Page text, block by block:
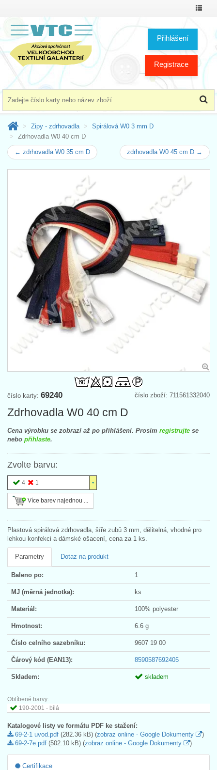
Přihlášení
Registrace
Zipy - zdrhovadla
Spirálová W0 3 mm D
Zdrhovadla W0 40 cm D
← zdrhovadla W0 35 cm D zdrhovadla W0 45 cm D →
číslo zboží: 711561332040
číslo karty: 69240
Zdrhovadla W0 40 cm D
Cena výrobku se zobrazí až po přihlášení. Prosím registrujte se
nebo přihlaste.
Zvolte barvu:
4 1
Více barev najednou ...
Plastová spirálová zdrhovadla, šíře zubů 3 mm, dělitelná, vhodné pro
lehkou konfekci a dámské ošacení, cena za 1 ks.
Parametry Dotaz na produkt
Baleno po: 1
MJ (měrná jednotka): ks
Materiál: 100% polyester
Hmotnost: 6.6 g
Číslo celního sazebníku: 9607 19 00
Čárový kód (EAN13): 8590587692405
Skladem: skladem
Oblíbené barvy:
190-2001 - bílá
Katalogové listy ve formátu PDF ke stažení:
69-2-1 uvod.pdf (282.36 kB) (zobraz online - Google Dokumenty
)
69-2-7e.pdf (502.10 kB) (zobraz online - Google Dokumenty )
Certifikace